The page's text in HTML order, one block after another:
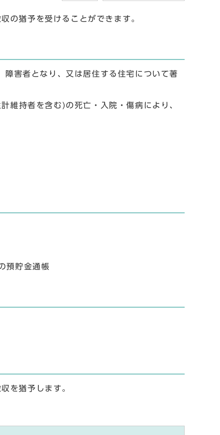
の猶予を受けることができます。
害者となり、又は居住する住宅について著
維持者を含む)の死亡・入院・傷病により、
預貯金通帳
を猶予します。